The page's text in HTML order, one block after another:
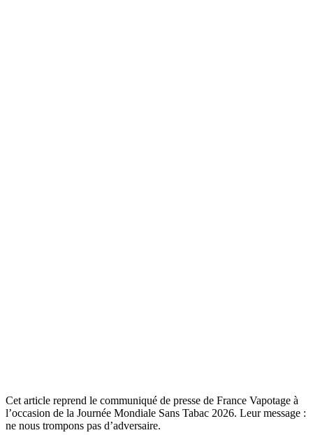
Cet article reprend le communiqué de presse de France Vapotage à
l’occasion de la Journée Mondiale Sans Tabac 2026. Leur message :
ne nous trompons pas d’adversaire.